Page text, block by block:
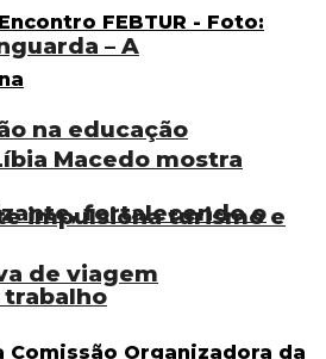
Macedo mostra
impulsiona turismo e
de viagem
– A
na educação
fortalecendo o